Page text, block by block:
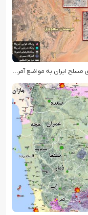
به مواضع آمریکا در منطقه